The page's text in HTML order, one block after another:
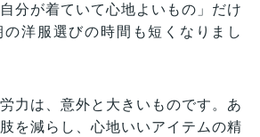
分が着ていて心地よいもの」だけ
洋服選びの時間も短くなりまし
力は、意外と大きいものです。あ
を減らし、心地いいアイテムの精